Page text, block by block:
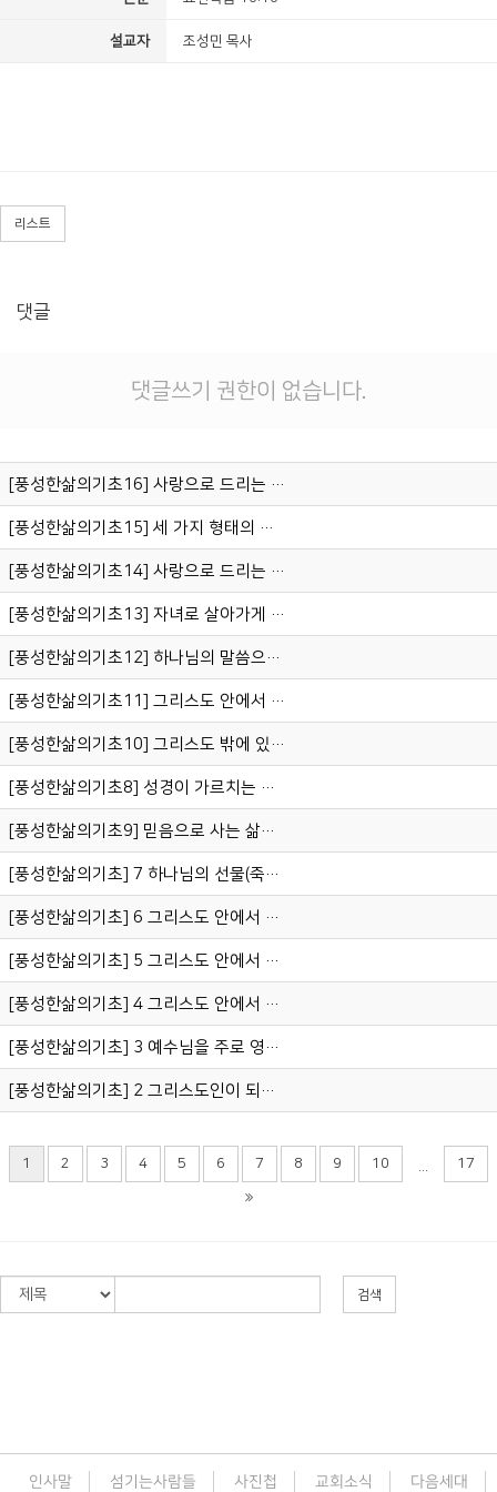
설교자 조성민 목사
리스트
댓글
댓글쓰기 권한이 없습니다.
[풍성한삶의기초16] 사랑으로 드리는 기도 (빌립보서 4:6-7)
[풍성한삶의기초15] 세 가지 형태의 예배 (로마서 12:1-2)
[풍성한삶의기초14] 사랑으로 드리는 예배 (베드로전서 1:8-9)
[풍성한삶의기초13] 자녀로 살아가게 하는 특권, 말씀 (디모데후서 3:16-17)
[풍성한삶의기초12] 하나님의 말씀으로 살아갑시다 (히브리서 4:12-13)
[풍성한삶의기초11] 그리스도 안에서 얻은 하나님과의 새로운 관계 (로마서 5:10-11)
[풍성한삶의기초10] 그리스도 밖에 있었던 우리 (에베소서 2:1-3)
[풍성한삶의기초8] 성경이 가르치는 믿음 (히브리서 11:6)
[풍성한삶의기초9] 믿음으로 사는 삶의 원리 (고린도후서 5:7)
[풍성한삶의기초] 7 하나님의 선물(죽었고, 살리셨고, 은혜다) (엡 2:1-10)
[풍성한삶의기초] 6 그리스도 안에서 받은 축복을 누리는 열쇠
[풍성한삶의기초] 5 그리스도 안에서 일어난 일2
[풍성한삶의기초] 4 그리스도 안에서 일어난 일1
[풍성한삶의기초] 3 예수님을 주로 영접한 자들의 고백 (로마서 14:7-9)
[풍성한삶의기초] 2 그리스도인이 되다 (요한복음 1:12)
1 2 3 4 5 6 7 8 9 10 17
검색
인사말 섬기는사람들 사진첩 교회소식 다음세대